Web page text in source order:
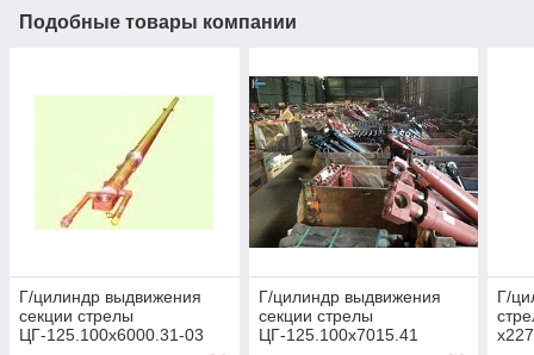
Подобные товары компании
Г/цилиндр выдвижения
секции стрелы
ЦГ-125.100х6000.31-03
Г/цилиндр выдвижения
секции стрелы
ЦГ-125.100х7015.41
Г/